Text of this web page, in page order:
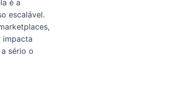
é a
escalável.
impacta
sério o